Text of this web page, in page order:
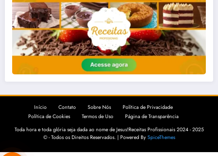
Início Contato Sobre Nós
Política de Privacidade
Política de Cookies
Termos de Uso
Página de Transparência
Toda hora e toda glória seja dada ao nome de Jesus!Receitas Profissionais 2024 - 2025
© - Todos os Direitos Reservados. | Powered By SpiceThemes